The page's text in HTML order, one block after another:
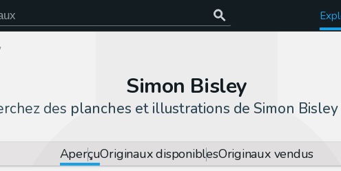
Simon Bisley
des planches et illustrations de Simon Bisley
AperçuOriginaux disponiblesOriginaux vendus